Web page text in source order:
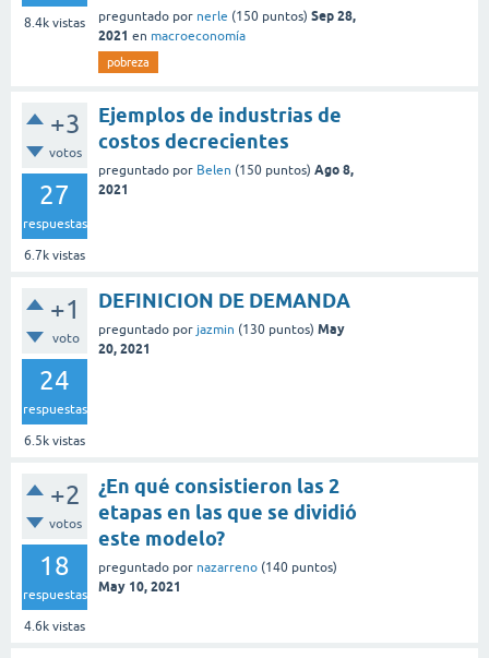
8.4k vistas preguntado por nerle (150 puntos) Sep 28,
2021 en macroeconomía
pobreza
+3
votos
27
respuestas
6.7k vistas
Ejemplos de industrias de
costos decrecientes
preguntado por Belen (150 puntos) Ago 8,
2021
+1
voto
24
respuestas
6.5k vistas
DEFINICION DE DEMANDA
preguntado por jazmin (130 puntos) May
20, 2021
+2
votos
18
respuestas
4.6k vistas
¿En qué consistieron las 2
etapas en las que se dividió
este modelo?
preguntado por nazarreno (140 puntos)
May 10, 2021